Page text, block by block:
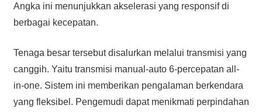
Angka ini menunjukkan akselerasi yang responsif di
berbagai kecepatan.
Tenaga besar tersebut disalurkan melalui transmisi yang
canggih. Yaitu transmisi manual-auto 6-percepatan all-
in-one. Sistem ini memberikan pengalaman berkendara
yang fleksibel. Pengemudi dapat menikmati perpindahan